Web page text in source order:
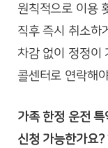
원칙적으로 이용
직후 즉시 취소하
차감 없이 정정이
콜센터로 연락해
가족 한정 운전
신청 가능한가요?